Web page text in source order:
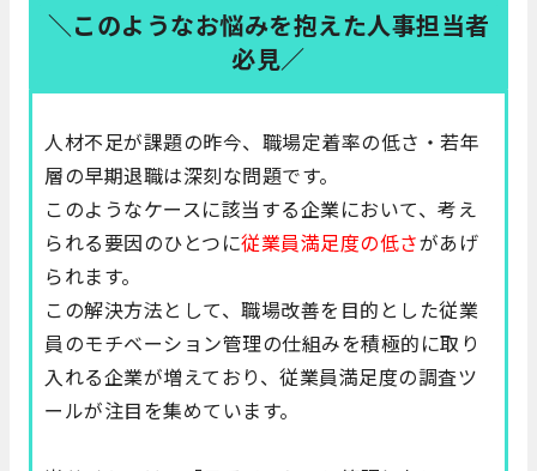
＼このようなお悩みを抱えた人事担当者
必見／
人材不足が課題の昨今、職場定着率の低さ・若年
層の早期退職は深刻な問題です。
このようなケースに該当する企業において、考え
られる要因のひとつに従業員満足度の低さがあげ
られます。
この解決方法として、職場改善を目的とした従業
員のモチベーション管理の仕組みを積極的に取り
入れる企業が増えており、従業員満足度の調査ツ
ールが注目を集めています。